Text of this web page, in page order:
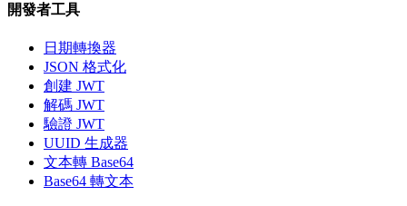
開發者工具
日期轉換器
JSON 格式化
創建 JWT
解碼 JWT
驗證 JWT
UUID 生成器
文本轉 Base64
Base64 轉文本